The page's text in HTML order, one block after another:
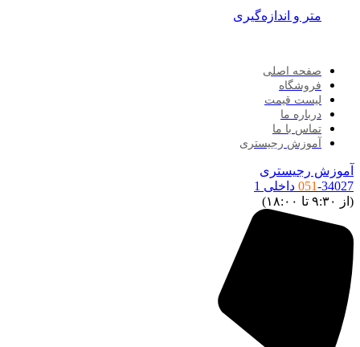
متر و اندازه‌گیری
صفحه اصلی
فروشگاه
لیست قیمت
درباره ما
تماس با ما
آموزش رجیستری
رجیستری
051داخلی 1
تا ۱۸:۰۰)